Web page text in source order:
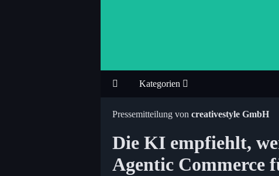
Kategorien
Pressemitteilung von creativestyle GmbH
Die KI empfiehlt,
Agentic Commerce